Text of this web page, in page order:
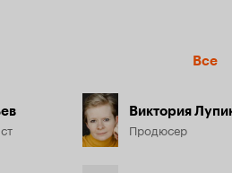
материальную основу нашего
дерева, но и то, что дарит
Все
Виктория
Продюсер